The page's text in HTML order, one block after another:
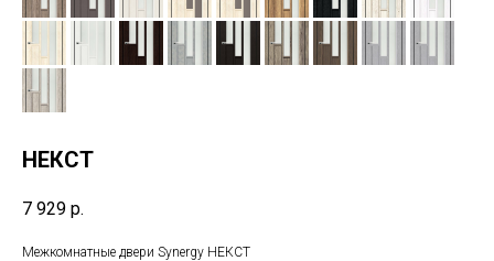
НЕКСТ
7 929 р.
Межкомнатные двери Synergy НЕКСТ